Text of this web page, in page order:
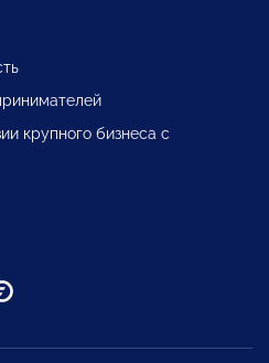
крупного бизнеса с